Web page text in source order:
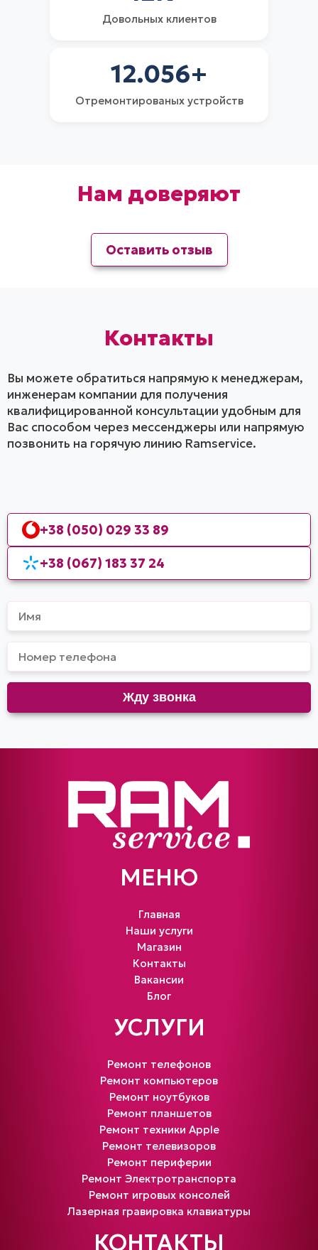
Довольных клиентов
12.056+
Отремонтированых устройств
Нам доверяют
Оставить отзыв
Контакты
Вы можете обратиться напрямую к менеджерам,
инженерам компании для получения
квалифицированной консультации удобным для
Вас способом через мессенджеры или напрямую
позвонить на горячую линию Ramservice.
+38 (050) 029 33 89
+38 (067) 183 37 24
МЕНЮ
Главная
Наши услуги
Магазин
Контакты
Вакансии
Блог
УСЛУГИ
Ремонт телефонов
Ремонт компьютеров
Ремонт ноутбуков
Ремонт планшетов
Ремонт техники Apple
Ремонт телевизоров
Ремонт периферии
Ремонт Электротранспорта
Ремонт игровых консолей
Лазерная гравировка клавиатуры
КОНТАКТЫ